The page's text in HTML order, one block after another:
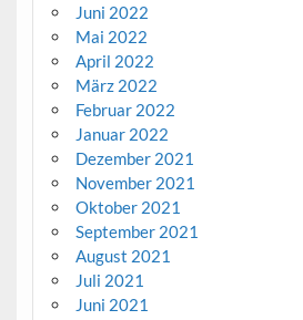
Juni 2022
Mai 2022
April 2022
März 2022
Februar 2022
Januar 2022
Dezember 2021
November 2021
Oktober 2021
September 2021
August 2021
Juli 2021
Juni 2021